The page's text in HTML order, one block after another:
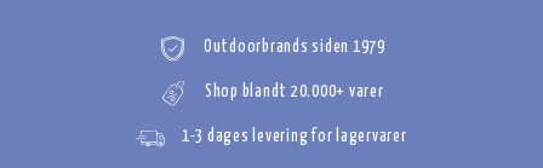
Outdoorbrands siden 1979
Shop blandt 20.000+ varer
1-3 dages levering for lagervarer